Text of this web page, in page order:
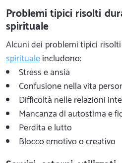
Problemi tipici risolti
spirituale
Alcuni dei problemi tipici
spiritualeincludono:
Stress e ansia
Confusione nella vita
Difficoltà nelle relazioni
Mancanza di autostima e
Perdita e lutto
Blocco emotivo o creativo